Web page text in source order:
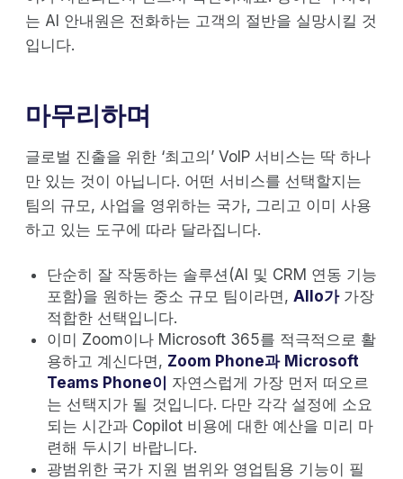
는 AI 안내원은 전화하는 고객의 절반을 실망시킬 것
입니다.
마무리하며
글로벌 진출을 위한 ‘최고의’ VoIP 서비스는 딱 하나
만 있는 것이 아닙니다. 어떤 서비스를 선택할지는
팀의 규모, 사업을 영위하는 국가, 그리고 이미 사용
하고 있는 도구에 따라 달라집니다.
단순히 잘 작동하는 솔루션(AI 및 CRM 연동 기능
포함)을 원하는 중소 규모 팀이라면, Allo가가장
적합한 선택입니다.
이미 Zoom이나 Microsoft 365를 적극적으로 활
용하고 계신다면, Zoom Phone과 Microsoft
Teams Phone이 자연스럽게 가장 먼저 떠오르
는 선택지가 될 것입니다. 다만 각각 설정에 소요
되는 시간과 Copilot 비용에 대한 예산을 미리 마
련해 두시기 바랍니다.
광범위한 국가 지원 범위와 영업팀용 기능이 필